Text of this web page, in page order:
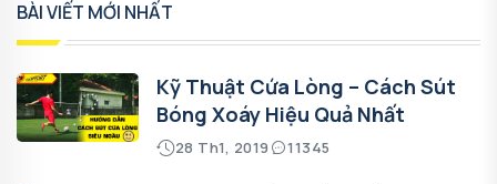
BÀI VIẾT MỚI NHẤT
Kỹ Thuật Cứa Lòng – Cách Sút
Bóng Xoáy Hiệu Quả Nhất
28 Th1, 2019 11345